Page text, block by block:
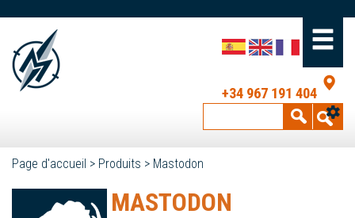
+34 967 191 404
Page d'accueil > Produits > Mastodon
MASTODON